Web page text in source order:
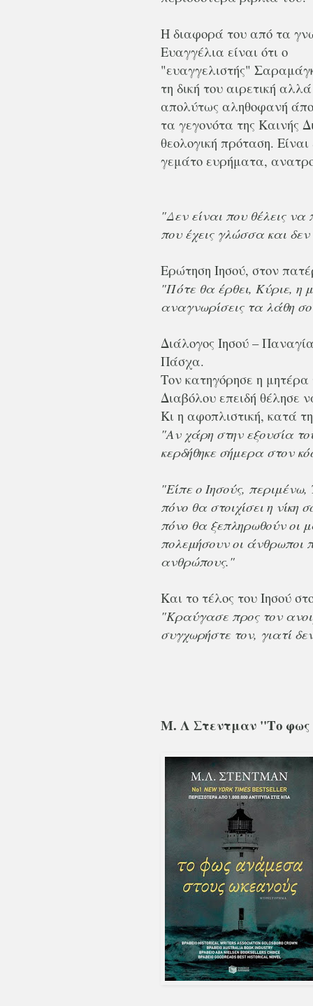
Η διαφορά του από τα
Ευαγγέλια είναι ότι ο
"ευαγγελιστής"
τη δική του αιρετική αλλά
απολύτως αληθοφανή
τα γεγονότα της Καινής
θεολογική πρόταση.
γεμάτο ευρήματα,
"Δεν είναι που θέλεις
που έχεις γλώσσα και
Ερώτηση Ιησού, στον
"Πότε θα έρθει, Κύριε,
αναγνωρίσεις τα λάθη
Διάλογος Ιησού –
Πάσχα.
Τον κατηγόρησε η μητέρα
Διαβόλου επειδή θέλησε
Κι η αφοπλιστική, κατά
"Αν χάρη στην εξουσία
κερδήθηκε σήμερα στον
"Είπε ο Ιησούς,
πόνο θα στοιχίσει η
πόνο θα ξεπληρωθούν οι
πολεμήσουν οι
ανθρώπους."
Και το τέλος του Ιησού
"Κραύγασε προς τον
συγχωρήστε τον, γιατί
Μ. Λ Στεντμαν ''Το φως